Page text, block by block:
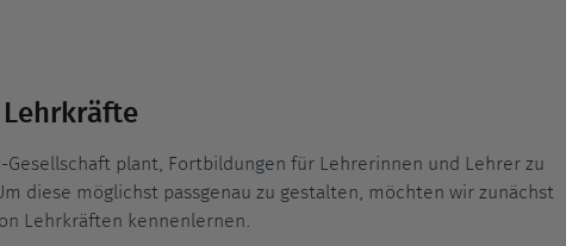
Gesellschaft plant, Fortbildungen für Lehrerinnen und Lehrer zu
diese möglichst passgenau zu gestalten, möchten wir zunächst
Lehrkräften kennenlernen.